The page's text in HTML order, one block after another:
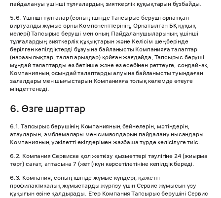
пайдалануы үшінші тұлғалардың зияткерлік құқықтарын бұзбайды.
5.6. Үшінші тұлғалар (соның ішінде Тапсырыс беруші орнатқан
виртуалды жұмыс орны Компоненттерінің, Орнатылған БҚ құқық
иелері) Тапсырыс беруші мен оның Пайдаланушыларының үшінші
тұлғалардың зияткерлік құқықтарын және Келісім шеңберінде
берілген кепілдіктерді бұзуына байланысты Компанияға талаптар
(наразылықтар, талап арыздар) қойған жағдайда, Тапсырыс беруші
мұндай талаптарды өз бетінше және өз есебінен реттеуге, сондай-ақ
Компанияның осындай талаптарды алуына байланысты туындаған
залалдары мен шығыстарын Компанияға толық көлемде өтеуге
міндеттенеді.
6. Өзге шарттар
6.1. Тапсырыс берушінің Компанияның бейнелерін, мәтіндерін,
атауларын, эмблемалары мен символдарын пайдалану нысандары
Компанияның уәкілетті өкілдерімен жазбаша түрде келісілуге тиіс.
6.2. Компания Сервиске қол жеткізу қызметтері тәулігіне 24 (жиырма
төрт) сағат, аптасына 7 (жеті) күн көрсетілетініне кепілдік береді.
6.3. Компания, соның ішінде жұмыс күндері, қажетті
профилактикалық жұмыстарды жүргізу үшін Сервис жұмысын үзу
құқығын өзіне қалдырады. Егер Компания Тапсырыс берушіні Сервис